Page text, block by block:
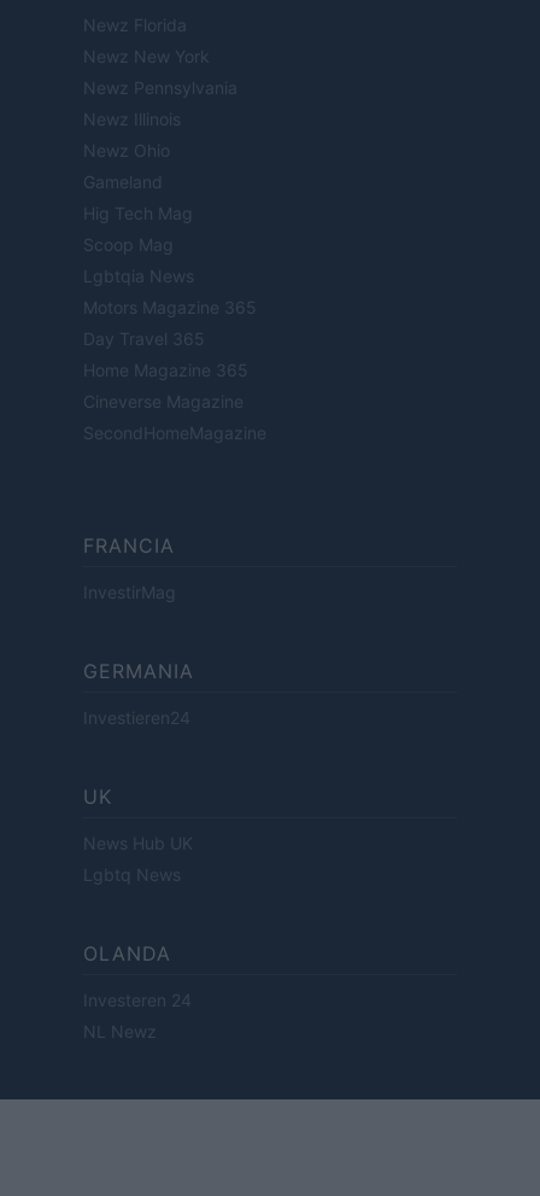
Newz Florida
Newz New York
Newz Pennsylvania
Newz Illinois
Newz Ohio
Gameland
Hig Tech Mag
Scoop Mag
Lgbtqia News
Motors Magazine 365
Day Travel 365
Home Magazine 365
Cineverse Magazine
SecondHomeMagazine
FRANCIA
InvestirMag
GERMANIA
Investieren24
UK
News Hub UK
Lgbtq News
OLANDA
Investeren 24
NL Newz